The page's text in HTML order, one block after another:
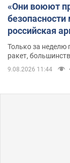
«Они воюют
безопасности
российская
Одессе
Только за неделю
ракет,
9.08.2026 11:44